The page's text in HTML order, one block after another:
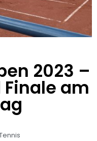
2023 –
am